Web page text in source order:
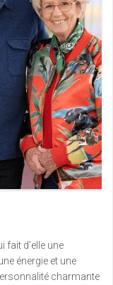
fait d’elle une
énergie et une
charmante